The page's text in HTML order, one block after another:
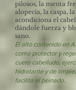
pilosos, la menta
alopecia, la caspa,
acondiciona el
dándole fuerza y b
sano.
El alto contenido en
como protector y
cuero cabelludo,
hidratante y de
facilita el peinado.